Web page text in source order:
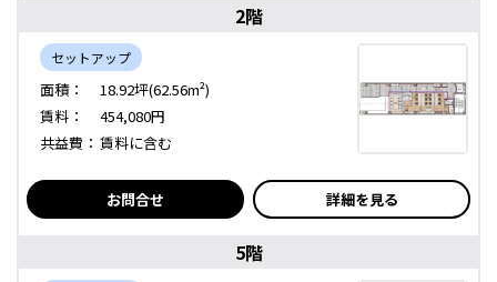
2階
セットアップ
面積：
18.92坪(62.56m²)
賃料：
454,080円
共益費： 賃料に含む
お問合せ 詳細を見る
5階